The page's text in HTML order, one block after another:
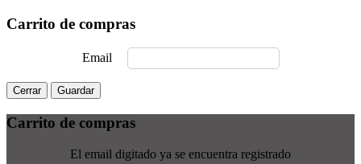
Carrito de compras
Email
Cerrar Guardar
Carrito de compras
El email digitado ya se encuentra registrado